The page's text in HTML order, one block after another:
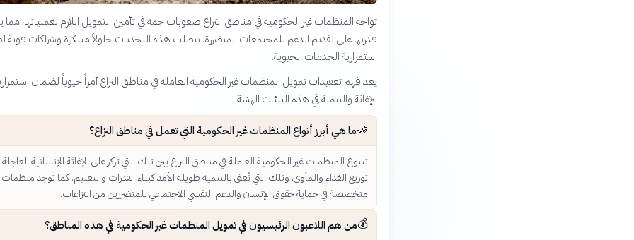
تواجه المنظمات غير الحكومية في مناطق النزاع صعوبات جمة في تأمين التمويل اللازم لعملياتها، مما
قدرتها على تقديم الدعم للمجتمعات المتضررة. تتطلب هذه التحديات حلولاً مبتكرة وشراكات
استمرارية الخدمات الحيوية.
يعد فهم تعقيدات تمويل المنظمات غير الحكومية العاملة في مناطق النزاع أمراً حيوياً لضمان
الإغاثة والتنمية في هذه البيئات الهشة.
🤝ما هي أبرز أنواع المنظمات غير الحكومية التي تعمل في مناطق النزاع؟
تتنوع المنظمات غير الحكومية العاملة في مناطق النزاع بين تلك التي تركز على الإغاثة الإنسانية
توزيع الغذاء والمأوى، وتلك التي تُعنى بالتنمية طويلة الأمد كبناء القدرات والتعليم. كما توجد منظمات
متخصصة في حماية حقوق الإنسان والدعم النفسي الاجتماعي للمتضررين من النزاعات.
💰من هم اللاعبون الرئيسيون في تمويل المنظمات غير الحكومية في هذه المناطق؟